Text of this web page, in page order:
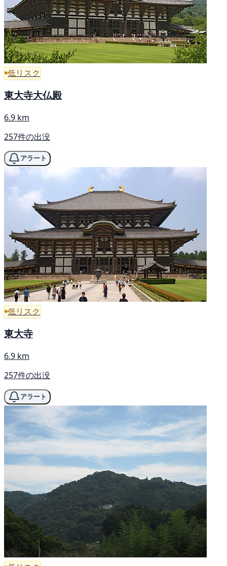
低リスク
東大寺大仏殿
6.9 km
257件の出没
アラート
低リスク
東大寺
6.9 km
257件の出没
アラート